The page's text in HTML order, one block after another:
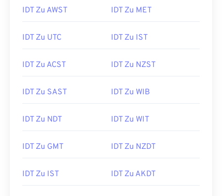
IDT Zu AWST IDT Zu MET
IDT Zu UTC IDT Zu IST
IDT Zu ACST IDT Zu NZST
IDT Zu SAST IDT Zu WIB
IDT Zu NDT IDT Zu WIT
IDT Zu GMT IDT Zu NZDT
IDT Zu IST IDT Zu AKDT